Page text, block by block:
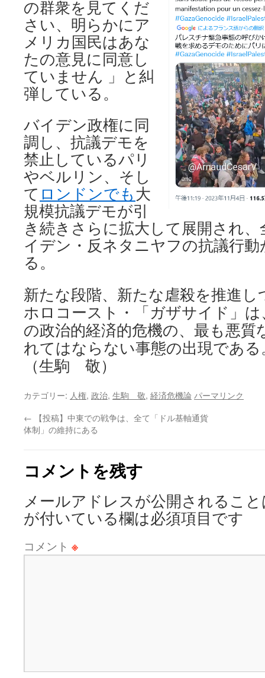
の群衆を見てくだ
さい、明らかにア
メリカ国民はあな
たの意見に同意し
ていません 」と糾
弾している。
バイデン政権に同
調し、抗議デモを
禁止しているパリ
やベルリン、そし
て ロンドンでも 大
規模抗議デモが引
き続きさらに拡大して展開され
イデン・反ネタニヤフの抗議行
る。
新たな段階、新たな虐殺を推進し
ホロコースト・「ガザサイド」は
の政治的経済的危機の、最も悪質
れてはならない事態の出現である
（生駒 敬）
カテゴリー: 人権, 政治, 生駒 敬, 経済危機論 パーマリンク
← 【投稿】中東での戦争は、全て「ドル基軸通貨
体制」の維持にある
コメントを残す
メールアドレスが公開されるこ
が付いている欄は必須項目です
コメント ※